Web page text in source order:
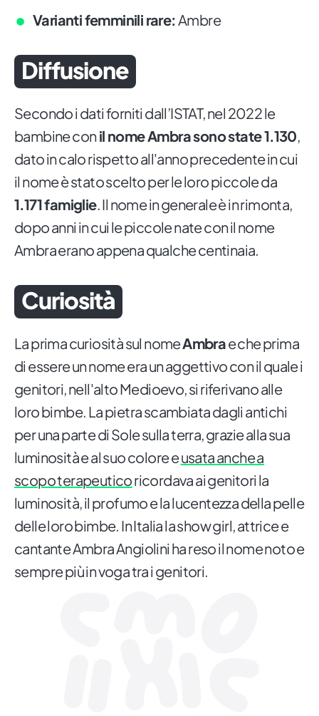
Varianti femminili rare: Ambre
Diffusione
Secondo i dati forniti dall’ISTAT, nel 2022 le
bambine conil nome Ambra sono state 1.130,
dato in calo rispetto all'anno precedente in cui
il nome è stato scelto per le loro piccole da
1.171 famiglie. Il nome in generale è in rimonta,
dopo anni in cui le piccole nate con il nome
Ambra erano appena qualche centinaia.
Curiosità
La prima curiosità sul nomeAmbrae che prima
di essere un nome era un aggettivo con il quale i
genitori, nell'alto Medioevo, si riferivano alle
loro bimbe. La pietra scambiata dagli antichi
per una parte di Sole sulla terra, grazie alla sua
luminosità e al suo colore eusata anche a
scopo terapeuticoricordava ai genitori la
luminosità, il profumo e la lucentezza della pelle
delle loro bimbe. In Italia la show girl, attrice e
cantante Ambra Angiolini ha reso il nome noto e
sempre più in voga tra i genitori.